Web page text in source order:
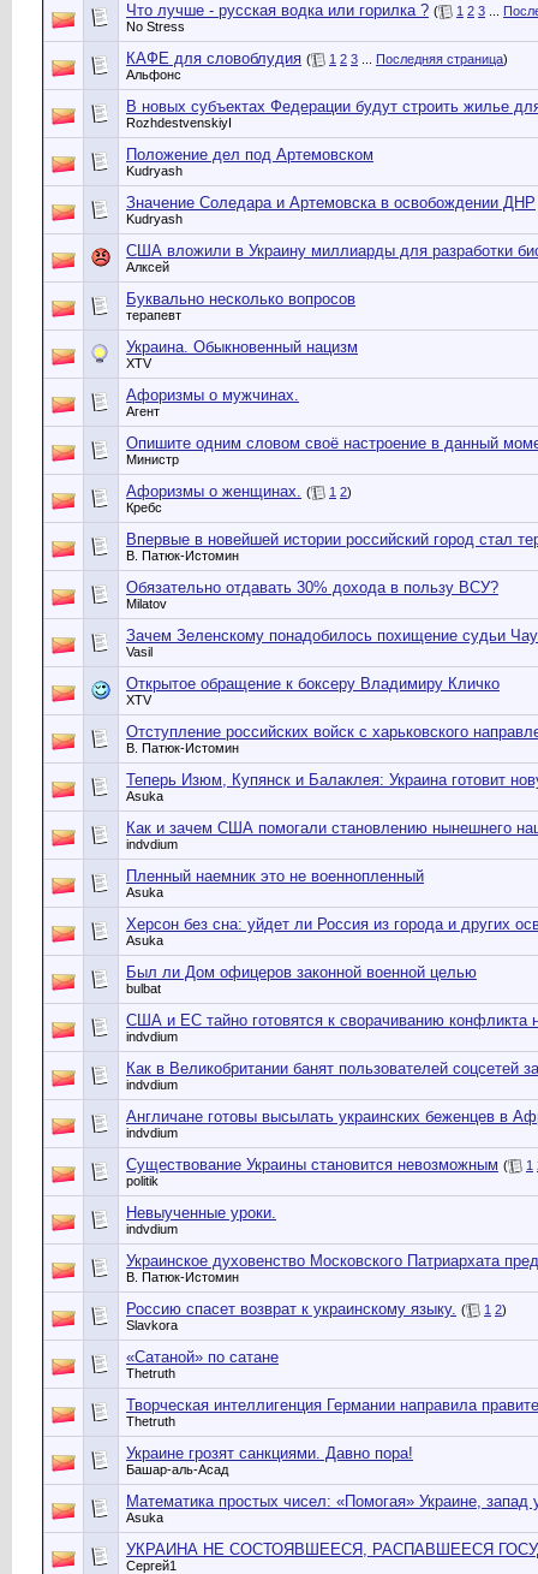
Что лучше - русская водка или горилка ? ( 1 2 3
No Stress
КАФЕ для словоблудия ( 1 2 3 Последняя страница)
Альфонс
В новых субъектах Федерации будут строить жилье
RozhdestvenskiyI
Положение дел под Артемовском
Kudryash
Значение Соледара и Артемовска в освобождении ДНР
Kudryash
США вложили в Украину миллиарды для разработки
Алксей
Буквально несколько вопросов
терапевт
Украина. Обыкновенный нацизм
XTV
Афоризмы о мужчинах.
Агент
Опишите одним словом своё настроение в данный
Министр
Афоризмы о женщинах. ( 1 2)
Кребс
Впервые в новейшей истории российский город стал
В. Патюк-Истомин
Обязательно отдавать 30% дохода в пользу ВСУ?
Milatov
Зачем Зеленскому понадобилось похищение судьи
Vasil
Открытое обращение к боксеру Владимиру Кличко
XTV
Отступление российских войск с харьковского
В. Патюк-Истомин
Теперь Изюм, Купянск и Балаклея: Украина готовит
Asuka
Как и зачем США помогали становлению нынешнего
indvdium
Пленный наемник это не военнопленный
Asuka
Херсон без сна: уйдет ли Россия из города и других
Asuka
Был ли Дом офицеров законной военной целью
bulbat
США и ЕС тайно готовятся к сворачиванию конфликта
indvdium
Как в Великобритании банят пользователей соцсетей
indvdium
Англичане готовы высылать украинских беженцев в
indvdium
Существование Украины становится невозможным ( 1
politik
Невыученные уроки.
indvdium
Украинское духовенство Московского Патриархата
В. Патюк-Истомин
Россию спасет возврат к украинскому языку. ( 1 2)
Slavkora
«Сатаной» по сатане
Thetruth
Творческая интеллигенция Германии направила
Thetruth
Украине грозят санкциями. Давно пора!
Башар-аль-Асад
Математика простых чисел: «Помогая» Украине, запад
Asuka
УКРАИНА НЕ СОСТОЯВШЕЕСЯ, РАСПАВШЕЕСЯ
Сергей1